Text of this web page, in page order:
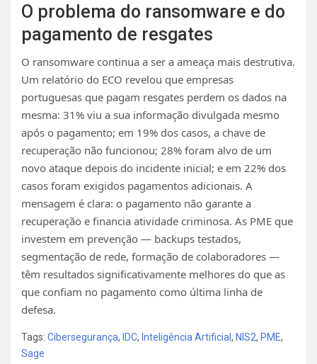
O problema do ransomware e do
pagamento de resgates
O ransomware continua a ser a ameaça mais destrutiva.
Um relatório do ECO revelou que empresas
portuguesas que pagam resgates perdem os dados na
mesma: 31% viu a sua informação divulgada mesmo
após o pagamento; em 19% dos casos, a chave de
recuperação não funcionou; 28% foram alvo de um
novo ataque depois do incidente inicial; e em 22% dos
casos foram exigidos pagamentos adicionais. A
mensagem é clara: o pagamento não garante a
recuperação e financia atividade criminosa. As PME que
investem em prevenção — backups testados,
segmentação de rede, formação de colaboradores —
têm resultados significativamente melhores do que as
que confiam no pagamento como última linha de
defesa.
Tags: Cibersegurança, IDC, Inteligência Artificial , NIS2, PME,
Sage